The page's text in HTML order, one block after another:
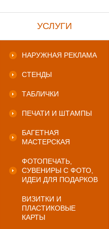
УСЛУГИ
НАРУЖНАЯ РЕКЛАМА
СТЕНДЫ
ТАБЛИЧКИ
ПЕЧАТИ И ШТАМПЫ
БАГЕТНАЯ
МАСТЕРСКАЯ
ФОТОПЕЧАТЬ,
СУВЕНИРЫ С ФОТО,
ИДЕИ ДЛЯ ПОДАРКОВ
ВИЗИТКИ И
ПЛАСТИКОВЫЕ
КАРТЫ